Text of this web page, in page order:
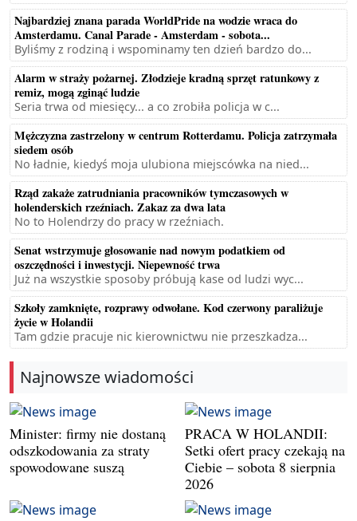
Najbardziej znana parada WorldPride na wodzie wraca do
Amsterdamu. Canal Parade - Amsterdam - sobota...
Byliśmy z rodziną i wspominamy ten dzień bardzo do...
Alarm w straży pożarnej. Złodzieje kradną sprzęt ratunkowy z
remiz, mogą zginąć ludzie
Seria trwa od miesięcy... a co zrobiła policja w c...
Mężczyzna zastrzelony w centrum Rotterdamu. Policja zatrzymała
siedem osób
No ładnie, kiedyś moja ulubiona miejscówka na nied...
Rząd zakaże zatrudniania pracowników tymczasowych w
holenderskich rzeźniach. Zakaz za dwa lata
No to Holendrzy do pracy w rzeźniach.
Senat wstrzymuje głosowanie nad nowym podatkiem od
oszczędności i inwestycji. Niepewność trwa
Już na wszystkie sposoby próbują kase od ludzi wyc...
Szkoły zamknięte, rozprawy odwołane. Kod czerwony paraliżuje
życie w Holandii
Tam gdzie pracuje nic kierownictwu nie przeszkadza...
Najnowsze wiadomości
Minister: firmy nie dostaną
odszkodowania za straty
spowodowane suszą
PRACA W HOLANDII:
Setki ofert pracy czekają na
Ciebie – sobota 8 sierpnia
2026